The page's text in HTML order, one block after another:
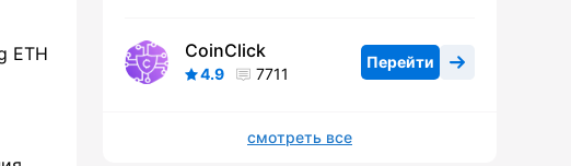
ETH
CoinClick
4.9 7711
Перейти
смотреть все